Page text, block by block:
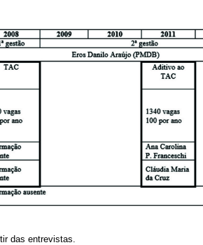
das entrevistas.